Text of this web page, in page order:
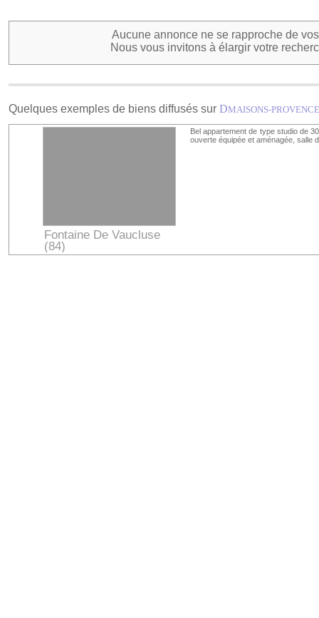
Aucune annonce ne se rapproche de
Nous vous invitons à élargir votre
Quelques exemples de biens diffusés sur DMAISONS-PROVENCE
Fontaine De Vaucluse
(84)
Vaucluse
Bel appartement de type studio de
ouverte équipée et aménagée, salle